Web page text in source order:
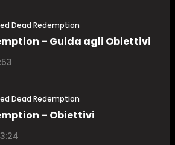
Dead Redemption
– Guida agli Obiettivi
Dead Redemption
– Obiettivi